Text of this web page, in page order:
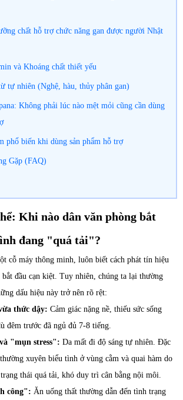
chất hỗ trợ chức năng gan được người Nhật
và Khoáng chất thiết yếu
tự nhiên (Nghệ, hàu, thủy phân gan)
Không phải lúc nào mệt mỏi cũng cần dùng
phổ biến khi dùng sản phẩm hỗ trợ
Gặp (FAQ)
Khi nào dân văn phòng bắt
đang "quá tải"?
cỗ máy thông minh, luôn biết cách phát tín hiệu
đầu cạn kiệt. Tuy nhiên, chúng ta lại thường
dấu hiệu này trở nên rõ rệt:
thức dậy: Cảm giác nặng nề, thiếu sức sống
đêm trước đã ngủ đủ 7-8 tiếng.
"mụn stress": Da mất đi độ sáng tự nhiên. Đặc
xuyên biểu tình ở vùng cằm và quai hàm do
thái quá tải, khó duy trì cân bằng nội môi.
công": Ăn uống thất thường dẫn đến tình trạng